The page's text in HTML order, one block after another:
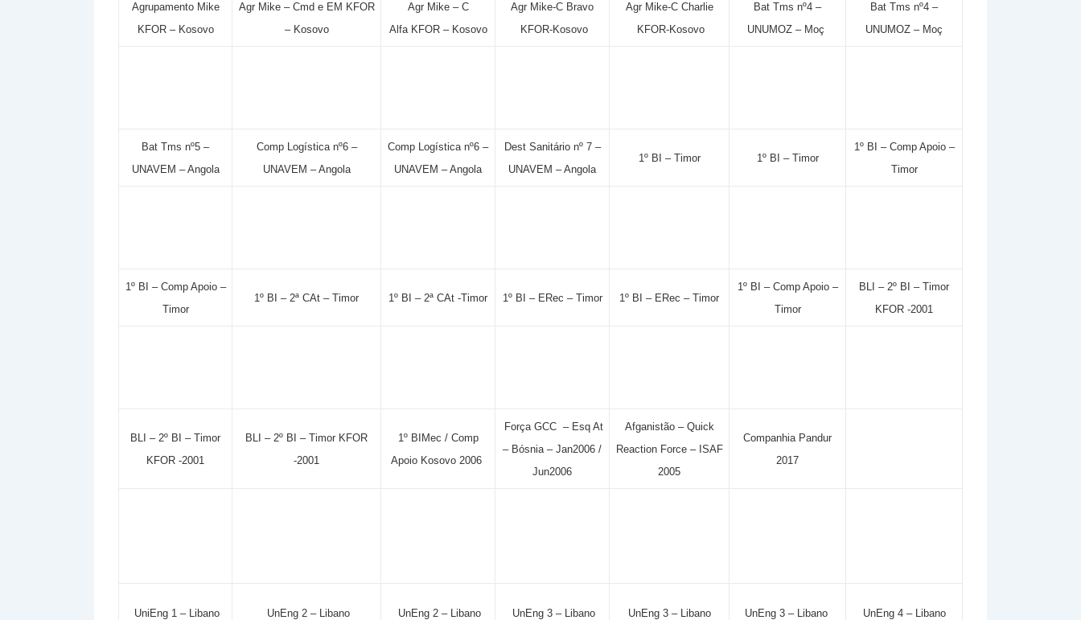
Agrupamento Mike
KFOR – Kosovo
Agr Mike – Cmd e EM KFOR
– Kosovo
Agr Mike – C
Alfa KFOR – Kosovo
Agr Mike-C Bravo
KFOR-Kosovo
Agr Mike-C Charlie
KFOR-Kosovo
Bat Tms nº4 –
UNUMOZ – Moç
Bat Tms nº4 –
UNUMOZ – Moç
Bat Tms nº5 –
UNAVEM – Angola
Comp Logística nº6 –
UNAVEM – Angola
Comp Logística nº6 –
UNAVEM – Angola
Dest Sanitário nº 7 –
UNAVEM – Angola
1º BI – Timor 1º BI – Timor
1º BI – Comp Apoio –
Timor
1º BI – Comp Apoio –
Timor
1º BI – 2ª CAt – Timor 1º BI – 2ª CAt -Timor 1º BI – ERec – Timor 1º BI – ERec – Timor
1º BI – Comp Apoio –
Timor
BLI – 2º BI – Timor
KFOR -2001
BLI – 2º BI – Timor
KFOR -2001
BLI – 2º BI – Timor KFOR
-2001
1º BIMec / Comp
Apoio Kosovo 2006
Força GCC – Esq At
– Bósnia – Jan2006 /
Jun2006
Afganistão – Quick
Reaction Force – ISAF
2005
Companhia Pandur
2017
UniEng 1 – Libano UnEng 2 – Libano UnEng 2 – Libano UnEng 3 – Libano UnEng 3 – Libano UnEng 3 – Libano UnEng 4 – Libano